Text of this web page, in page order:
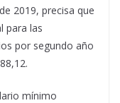
2019, precisa que
para las
por segundo año
mínimo